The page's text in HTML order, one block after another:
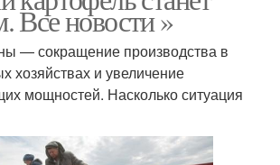
Все новости »
— сокращение производства в
хозяйствах и увеличение
мощностей. Насколько ситуация